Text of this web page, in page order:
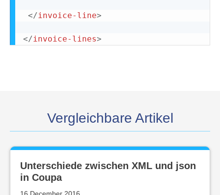
</invoice-line>
</invoice-lines>
Vergleichbare Artikel
Unterschiede zwischen XML und json
in Coupa